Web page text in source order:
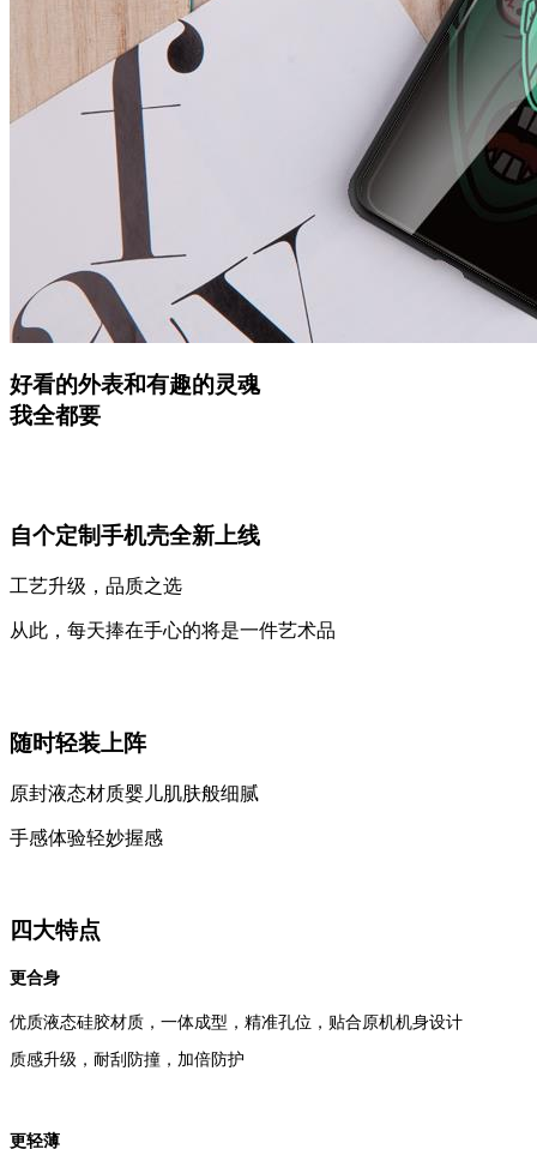
好看的外表和有趣的灵魂
我全都要
自个定制手机壳全新上线
工艺升级，品质之选
从此，每天捧在手心的将是一件艺术品
随时轻装上阵
原封液态材质婴儿肌肤般细腻
手感体验轻妙握感
四大特点